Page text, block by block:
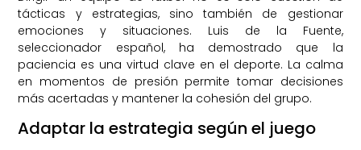
tácticas y estrategias, sino también de gestionar
emociones y situaciones. Luis de la Fuente,
seleccionador español, ha demostrado que la
paciencia es una virtud clave en el deporte. La calma
en momentos de presión permite tomar decisiones
más acertadas y mantener la cohesión del grupo.
Adaptar la estrategia según el juego